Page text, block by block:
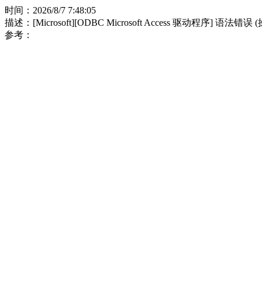
时间：2026/8/7 7:48:05
描述：[Microsoft][ODBC Microsoft Access 驱动程序] 语法错误
参考：